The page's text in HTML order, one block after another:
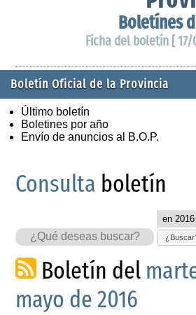
Boletínes
Ficha del boletín [ 17/
Boletín Oficial de la Provincia
Último boletín
Boletines por año
Envío de anuncios al B.O.P.
Consulta boletín
Boletín del
mayo de 2016